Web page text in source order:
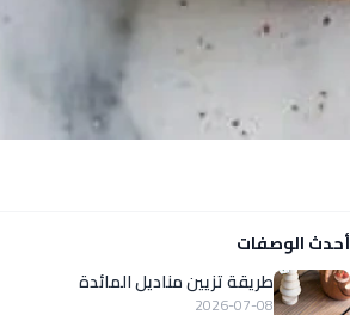
أحدث الوصفات
طريقة تزيين مناديل المائدة
2026-07-08